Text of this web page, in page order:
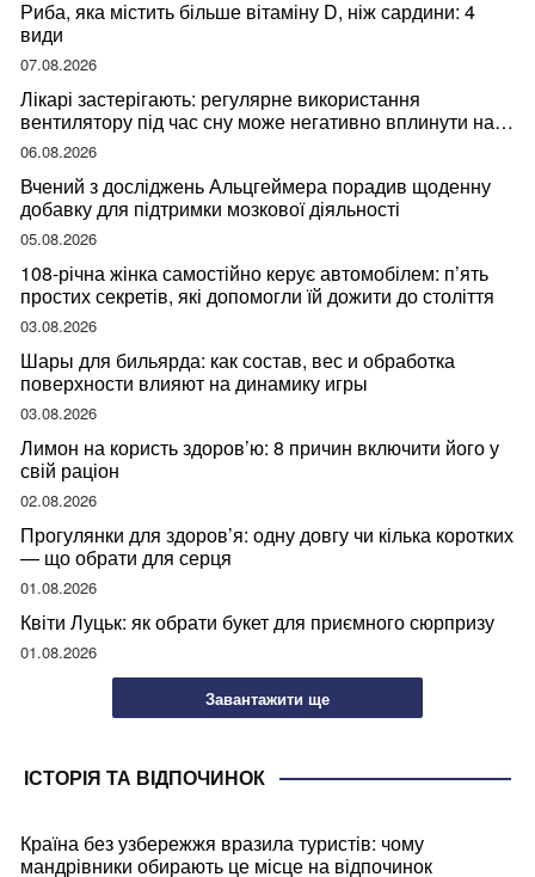
Риба, яка містить більше вітаміну D, ніж сардини: 4
види
07.08.2026
Лікарі застерігають: регулярне використання
вентилятору під час сну може негативно вплинути на
ваше здоров’я
06.08.2026
Вчений з досліджень Альцгеймера порадив щоденну
добавку для підтримки мозкової діяльності
05.08.2026
108-річна жінка самостійно керує автомобілем: п’ять
простих секретів, які допомогли їй дожити до століття
03.08.2026
Шары для бильярда: как состав, вес и обработка
поверхности влияют на динамику игры
03.08.2026
Лимон на користь здоров’ю: 8 причин включити його у
свій раціон
02.08.2026
Прогулянки для здоров’я: одну довгу чи кілька коротких
— що обрати для серця
01.08.2026
Квіти Луцьк: як обрати букет для приємного сюрпризу
01.08.2026
Завантажити ще
ІСТОРІЯ ТА ВІДПОЧИНОК
Країна без узбережжя вразила туристів: чому
мандрівники обирають це місце на відпочинок